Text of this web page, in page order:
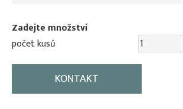
Zadejte množství
počet kusů
KONTAKT